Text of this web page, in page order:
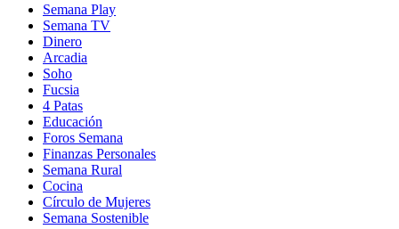
Semana Play
Semana TV
Dinero
Arcadia
Soho
in
new
window
Fucsia
in
new
window
4 Patas
Educación
Foros Semana
Finanzas Personales
Semana Rural
Cocina
Círculo de Mujeres
Semana Sostenible